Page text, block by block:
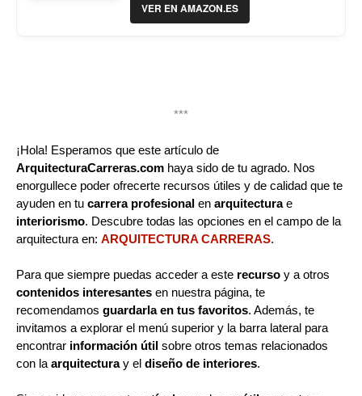
VER EN AMAZON.ES
***
¡Hola! Esperamos que este artículo de
ArquitecturaCarreras.com haya sido de tu agrado. Nos
enorgullece poder ofrecerte recursos útiles y de calidad que te
ayuden en tu carrera profesional en arquitecturae
interiorismo. Descubre todas las opciones en el campo de la
arquitectura en: ARQUITECTURA CARRERAS.
Para que siempre puedas acceder a este recurso y a otros
contenidos interesantes en nuestra página, te
recomendamos guardarla en tus favoritos. Además, te
invitamos a explorar el menú superior y la barra lateral para
encontrar información útil sobre otros temas relacionados
con la arquitecturay el diseño de interiores.